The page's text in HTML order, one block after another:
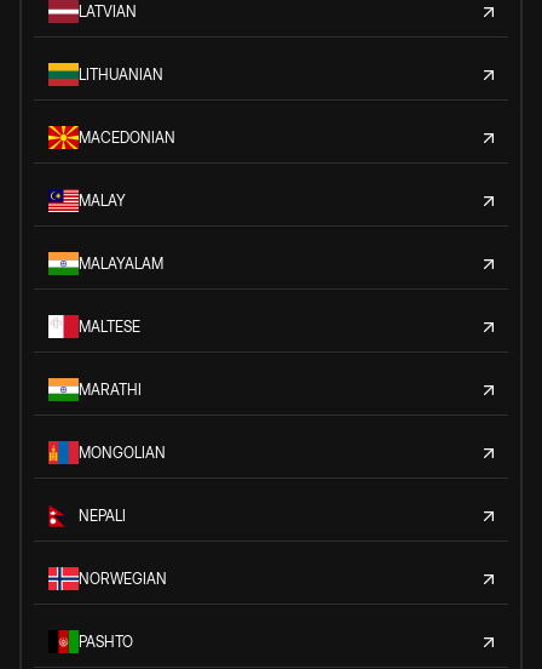
LATVIAN
LITHUANIAN
MACEDONIAN
MALAY
MALAYALAM
MALTESE
MARATHI
MONGOLIAN
NEPALI
NORWEGIAN
PASHTO